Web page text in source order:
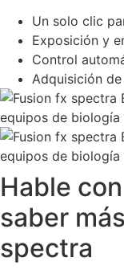
Un solo clic
Exposición y
Control
Adquisición
Hable
saber
spectra